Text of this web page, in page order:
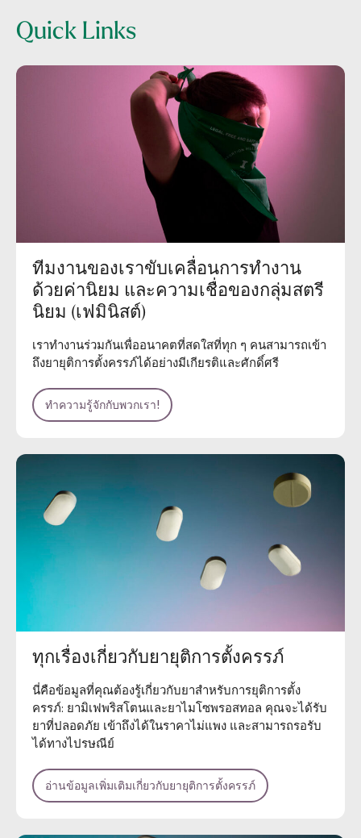
Quick Links
ทีมงานของเราขับเคลื่อนการทำงาน
ด้วยค่านิยม และความเชื่อของกลุ่มสตรี
นิยม (เฟมินิสต์)
เราทำงานร่วมกันเพื่ออนาคตที่สดใสที่ทุก ๆ คนสามารถเข้า
ถึงยายุติการตั้งครรภ์ได้อย่างมีเกียรติและศักดิ์ศรี
ทำความรู้จักกับพวกเรา!
ทุกเรื่องเกี่ยวกับยายุติการตั้งครรภ์
นี่คือข้อมูลที่คุณต้องรู้เกี่ยวกับยาสำหรับการยุติการตั้ง
ครรภ์: ยามิเฟพริสโตนและยาไมโซพรอสทอล คุณจะได้รับ
ยาที่ปลอดภัย เข้าถึงได้ในราคาไม่แพง และสามารถรอรับ
ได้ทางไปรษณีย์
อ่านข้อมูลเพิ่มเติมเกี่ยวกับยายุติการตั้งครรภ์